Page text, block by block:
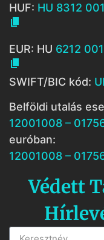
HUF: HU 8312

EUR: HU 6212

SWIFT/BIC kód:
Belföldi utalás
12001008 –
euróban:
12001008 –
Védett